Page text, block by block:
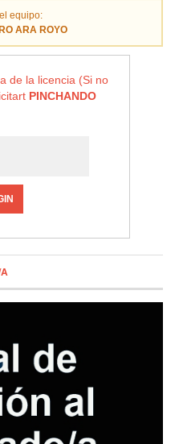
equipo:
ARA ROYO
de la licencia (Si no
PINCHANDO